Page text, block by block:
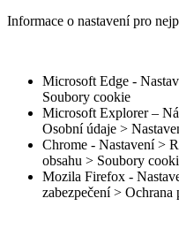
Informace o nastavení pro
Microsoft Edge -
Soubory cookie
Microsoft Explorer –
Osobní údaje >
Chrome - Nastavení >
obsahu > Soubory
Mozila Firefox -
zabezpečení > Ochrana